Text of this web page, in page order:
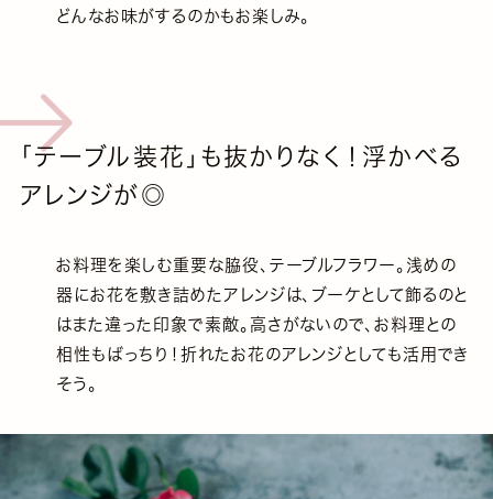
どんなお味がするのかもお楽しみ。
「テーブル装花」も抜かりなく！浮かべる
アレンジが◎
お料理を楽しむ重要な脇役、テーブルフラワー。浅めの
器にお花を敷き詰めたアレンジは、ブーケとして飾るのと
はまた違った印象で素敵。高さがないので、お料理との
相性もばっちり！折れたお花のアレンジとしても活用でき
そう。